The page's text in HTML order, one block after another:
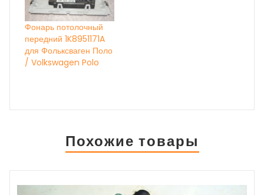
Фонарь потолочный
передний 1K8951171A
для Фольксваген Поло
/ Volkswagen Polo
Похожие товары